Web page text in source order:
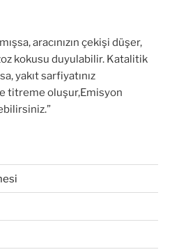
aracınızın çekişi düşer,
kokusu duyulabilir. Katalitik
yakıt sarfiyatınız
titreme oluşur,Emisyon